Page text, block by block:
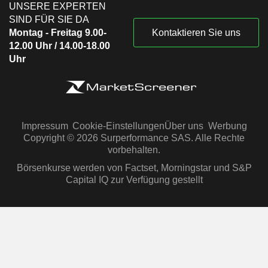
UNSERE EXPERTEN
SIND FÜR SIE DA
Montag - Freitag 9.00-
12.00 Uhr / 14.00-18.00
Uhr
Kontaktieren Sie uns
Impressum Cookie-EinstellungenÜber uns Werbung
Copyright © 2026 Surperformance SAS. Alle Rechte
vorbehalten.
Börsenkurse werden von Factset, Morningstar und S&P
Capital IQ zur Verfügung gestellt